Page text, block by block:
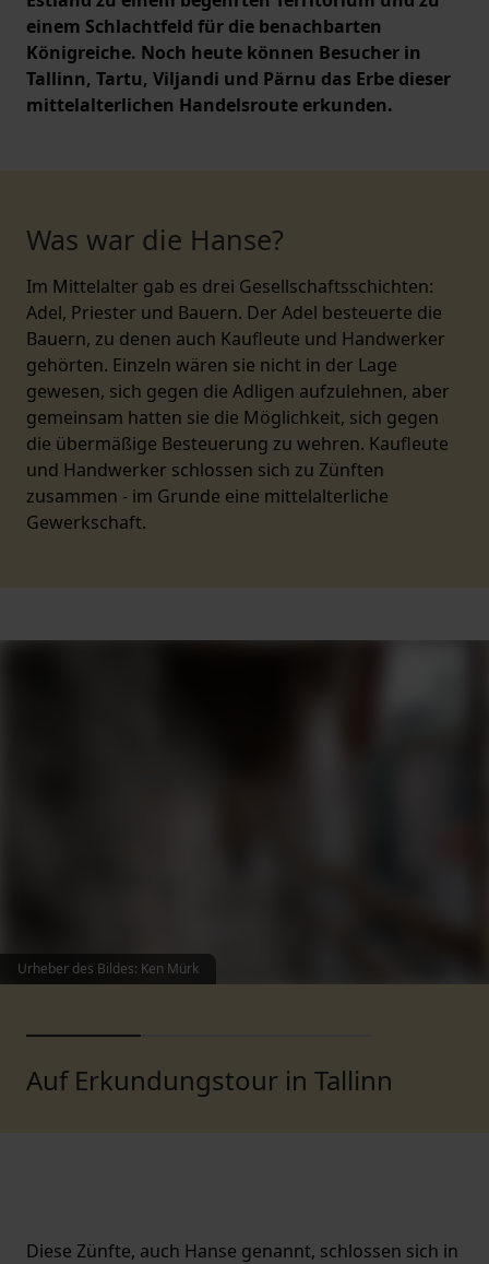
einem Schlachtfeld für die benachbarten
Königreiche. Noch heute können Besucher in
Tallinn, Tartu, Viljandi und Pärnu das Erbe dieser
mittelalterlichen Handelsroute erkunden.
Was war die Hanse?
Im Mittelalter gab es drei Gesellschaftsschichten:
Adel, Priester und Bauern. Der Adel besteuerte die
Bauern, zu denen auch Kaufleute und Handwerker
gehörten. Einzeln wären sie nicht in der Lage
gewesen, sich gegen die Adligen aufzulehnen, aber
gemeinsam hatten sie die Möglichkeit, sich gegen
die übermäßige Besteuerung zu wehren. Kaufleute
und Handwerker schlossen sich zu Zünften
zusammen - im Grunde eine mittelalterliche
Gewerkschaft.
Urheber des Bildes: Ken Mürk
Auf Erkundungstour in Tallinn
Diese Zünfte, auch Hanse genannt, schlossen sich in